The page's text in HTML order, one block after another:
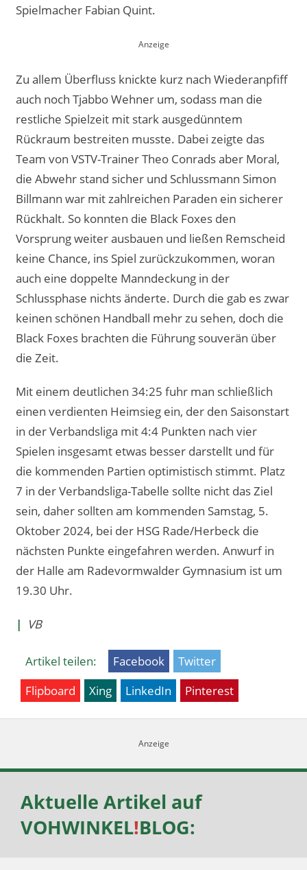
Spielmacher Fabian Quint.
Zu allem Überfluss knickte kurz nach Wiederanpfiff
auch noch Tjabbo Wehner um, sodass man die
restliche Spielzeit mit stark ausgedünntem
Rückraum bestreiten musste. Dabei zeigte das
Team von VSTV-Trainer Theo Conrads aber Moral,
die Abwehr stand sicher und Schlussmann Simon
Billmann war mit zahlreichen Paraden ein sicherer
Rückhalt. So konnten die Black Foxes den
Vorsprung weiter ausbauen und ließen Remscheid
keine Chance, ins Spiel zurückzukommen, woran
auch eine doppelte Manndeckung in der
Schlussphase nichts änderte. Durch die gab es zwar
keinen schönen Handball mehr zu sehen, doch die
Black Foxes brachten die Führung souverän über
die Zeit.
Mit einem deutlichen 34:25 fuhr man schließlich
einen verdienten Heimsieg ein, der den Saisonstart
in der Verbandsliga mit 4:4 Punkten nach vier
Spielen insgesamt etwas besser darstellt und für
die kommenden Partien optimistisch stimmt. Platz
7 in der Verbandsliga-Tabelle sollte nicht das Ziel
sein, daher sollten am kommenden Samstag, 5.
Oktober 2024, bei der HSG Rade/Herbeck die
nächsten Punkte eingefahren werden. Anwurf in
der Halle am Radevormwalder Gymnasium ist um
19.30 Uhr.
| VB
Artikel teilen: Facebook
Twitter
Flipboard
Xing LinkedIn Pinterest
Aktuelle Artikel auf
VOHWINKEL!BLOG: